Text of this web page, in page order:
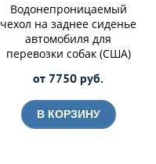
Водонепроницаемый
чехол на заднее сиденье
автомобиля для
перевозки собак (США)
от 7750 руб.
В КОРЗИНУ